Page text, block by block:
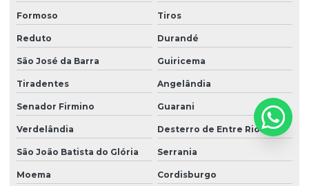
Formoso Tiros
Reduto Durandé
São José da Barra Guiricema
Tiradentes Angelândia
Senador Firmino Guarani
Verdelândia Desterro de Entre Rios
São João Batista do Glória Serrania
Moema Cordisburgo